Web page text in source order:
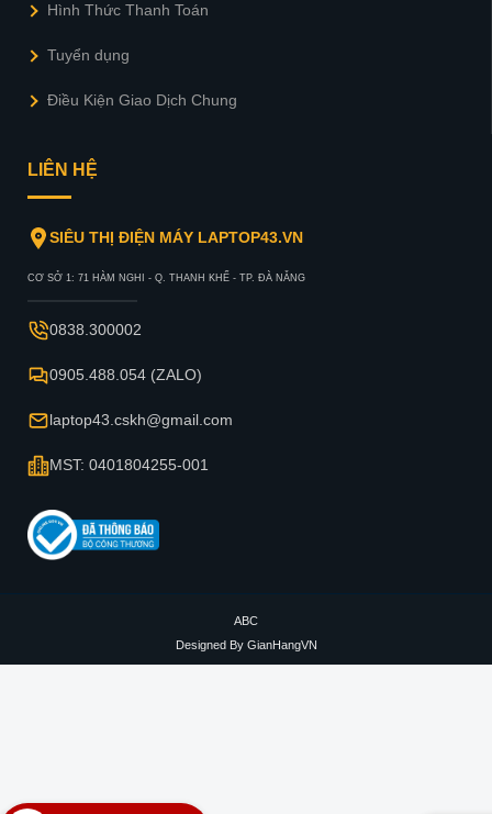
Hình Thức Thanh Toán
Tuyển dụng
Điều Kiện Giao Dịch Chung
LIÊN HỆ
SIÊU THỊ ĐIỆN MÁY LAPTOP43.VN
CƠ SỞ 1: 71 HÀM NGHI - Q. THANH KHẾ - TP. ĐÀ NẴNG
0838.300002
0905.488.054 (ZALO)
laptop43.cskh@gmail.com
MST: 0401804255-001
ABC
Designed By GianHangVN